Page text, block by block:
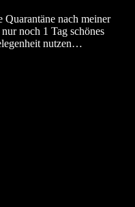
nach meiner
noch 1 Tag schönes
nutzen…